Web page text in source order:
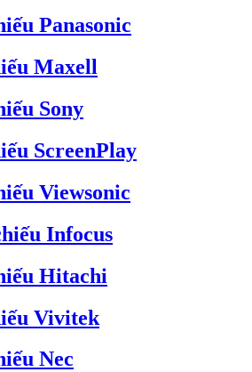
Panasonic
Maxell
Sony
ScreenPlay
Viewsonic
Infocus
Hitachi
Vivitek
Nec